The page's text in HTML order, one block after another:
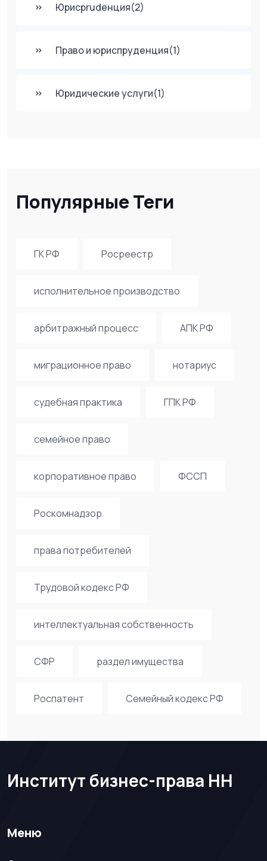
Юрисprudенция(2)
Право и юриспруденция(1)
Юридические услуги(1)
Популярные Теги
ГК РФ Росреестр
исполнительное производство
арбитражный процесс АПК РФ
миграционное право нотариус
судебная практика ГПК РФ
семейное право
корпоративное право ФССП
Роскомнадзор
права потребителей
Трудовой кодекс РФ
интеллектуальная собственность
СФР раздел имущества
Роспатент Семейный кодекс РФ
Институт бизнес-права НН
Меню